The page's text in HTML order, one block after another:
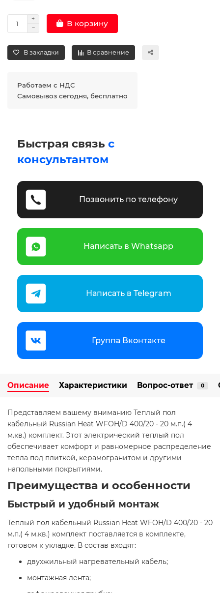
В корзину
В закладки В сравнение
Работаем с НДС
Самовывоз сегодня, бесплатно
Быстрая связь с
консультантом
Позвонить по телефону
Написать в Whatsapp
Написать в Telegram
Группа Вконтакте
Описание Характеристики Вопрос-ответ 0
Представляем вашему вниманию Теплый пол
кабельный Russian Heat WFOH/D 400/20 - 20 м.п.( 4
м.кв.) комплект. Этот электрический теплый пол
обеспечивает комфорт и равномерное распределение
тепла под плиткой, керамогранитом и другими
напольными покрытиями.​
Преимущества и особенности
Быстрый и удобный монтаж
Теплый пол кабельный Russian Heat WFOH/D 400/20 - 20
м.п.( 4 м.кв.) комплект поставляется в комплекте,
готовом к укладке. В состав входят:​
двухжильный нагревательный кабель;​
монтажная лента;​